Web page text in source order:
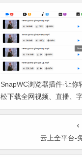
SnapWC浏览器插件-让你
松下载全网视频、直播、
幕与图片
云上全平台-